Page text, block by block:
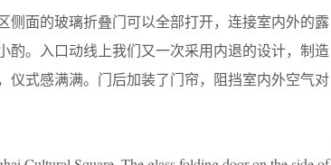
侧面的玻璃折叠门可以全部打开，连接室内外的露
酌。入口动线上我们又一次采用内退的设计，制造
仪式感满满。门后加装了门帘，阻挡室内外空气对